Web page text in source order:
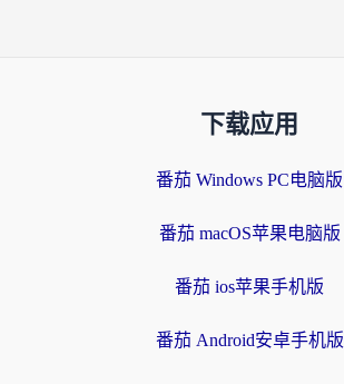
下载应用
番茄 Windows PC电脑版
番茄 macOS苹果电脑版
番茄 ios苹果手机版
番茄 Android安卓手机版